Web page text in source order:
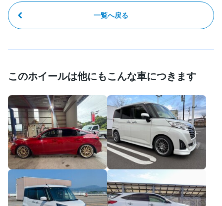
一覧へ戻る
このホイールは他にもこんな車につきます